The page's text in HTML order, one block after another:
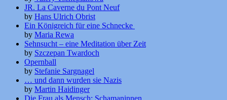
JR. La Caverne du Pont Neuf
by Hans Ulrich Obrist
Ein Königreich für eine Schnecke
by Maria Rewa
Sehnsucht – eine Meditation über Zeit
by Szczepan Twardoch
Opernball
by Stefanie Sargnagel
… und dann wurden sie Nazis
by Martin Haidinger